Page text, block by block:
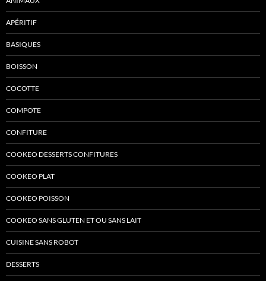
APÉRITIF
BASIQUES
BOISSON
COCOTTE
COMPOTE
CONFITURE
COOKEO DESSERTS CONFITURES
COOKEO PLAT
COOKEO POISSON
COOKEO SANS GLUTEN ET OU SANS LAIT
CUISINE SANS ROBOT
DESSERTS